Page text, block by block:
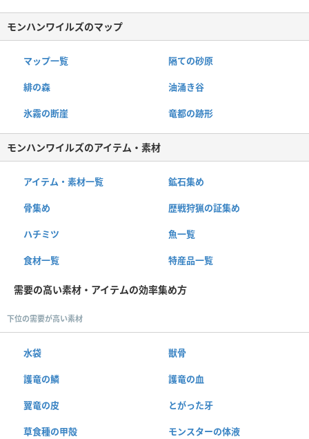
モンハンワイルズのマップ
マップ一覧 隔ての砂原
緋の森 油涌き谷
氷霧の断崖 竜都の跡形
モンハンワイルズのアイテム・素材
アイテム・素材一覧 鉱石集め
骨集め 歴戦狩猟の証集め
ハチミツ 魚一覧
食材一覧 特産品一覧
需要の高い素材・アイテムの効率集め方
下位の需要が高い素材
水袋 獣骨
護竜の鱗 護竜の血
翼竜の皮 とがった牙
草食種の甲殻 モンスターの体液